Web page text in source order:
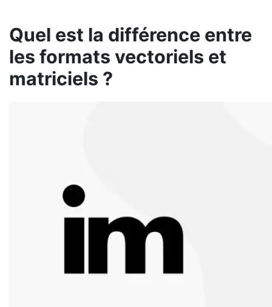
Quel est la différence entre
les formats vectoriels et
matriciels ?